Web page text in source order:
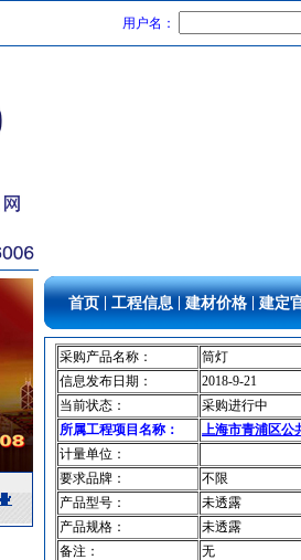
用户名：
首页 工程信息 建材价格 建定
采购产品名称：
筒灯
信息发布日期：
2018-9-21
当前状态：
采购进行中
所属工程项目名称：
上海市青浦区公
计量单位：
要求品牌：
不限
产品型号：
未透露
产品规格：
未透露
备注：
无